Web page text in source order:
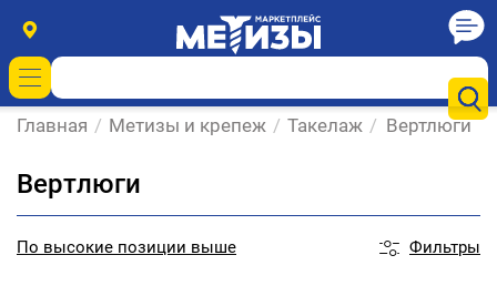
Главная / Метизы и крепеж / Такелаж / Вертлюги
Вертлюги
По высокие позиции выше Фильтры